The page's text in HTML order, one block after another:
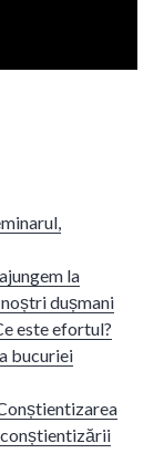
la
dușmani
este efortul?
bucuriei